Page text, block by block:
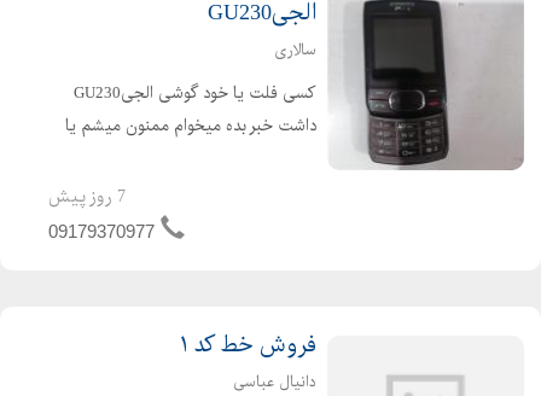
الجیGU230
سالاری
کسی فلت یا خود گوشی الجیGU230
داشت خبر بده میخوام ممنون میشم یا
7 روز پیش
09179370977
فروش خط کد ۱
دانیال عباسی